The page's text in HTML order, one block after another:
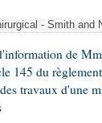
- Smith and
de
145 du
travaux d'une